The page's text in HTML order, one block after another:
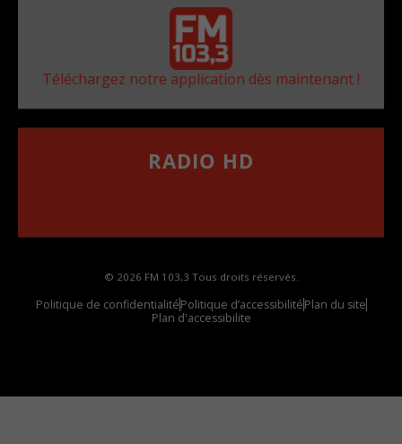
Téléchargez notre application dès maintenant !
RADIO HD
© 2026 FM 103,3 Tous droits réservés.
Politique de confidentialitéPolitique d’accessibilitéPlan du site
Plan d'accessibilite